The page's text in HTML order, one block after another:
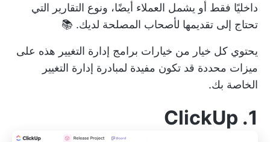
داخليًا فقط أو يشمل العملاء أيضًا، ونوع التقارير التي
تحتاج إلى تقديمها لأصحاب المصلحة لديك. 📚
يحتوي كل خيار من خيارات برامج إدارة التغيير هذه على
ميزات محددة قد تكون مفيدة لمبادرة إدارة التغيير
الخاصة بك.
1
.
ClickUp